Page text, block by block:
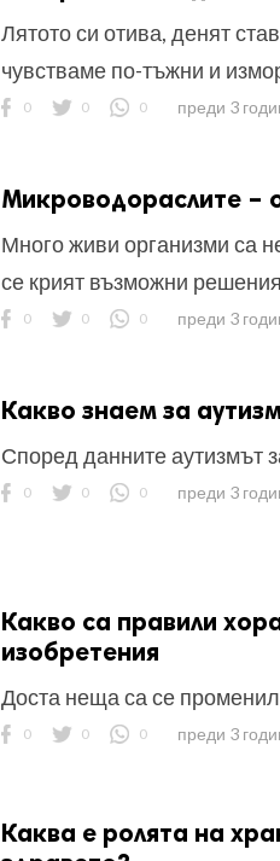
Лятото си отива, денят
чувстваме по-тъжни и
0 0 0 преди 3
Микроводораслите –
Много живи организми са
се крият възможни
0 0 0 преди 3
Какво знаем за
Според данните аутизмът
0 0 0 преди 3
Какво са правили
изобретения
Доста неща са се
0 0 0 преди 3
Каква е ролята на